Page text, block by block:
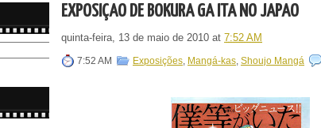
EXPOSIÇÃO DE BOKURA GA ITA NO JAPÃO
quinta-feira, 13 de maio de 2010 at 7:52 AM
7:52 AM Exposições, Mangá-kas, Shoujo Mangá